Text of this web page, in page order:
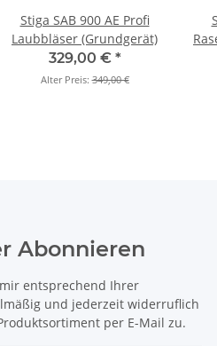
Stiga SAB 900 AE Profi
Laubbläser (Grundgerät)
329,00 € *
Alter Preis:349,00 €
Abonnieren
entsprechend Ihrer
und jederzeit widerruflich
per E-Mail zu.